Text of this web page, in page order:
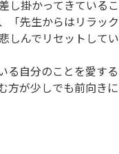
掛かってきている
先生からはリラッ
んでリセットして
自分のことを愛す
が少しでも前向き